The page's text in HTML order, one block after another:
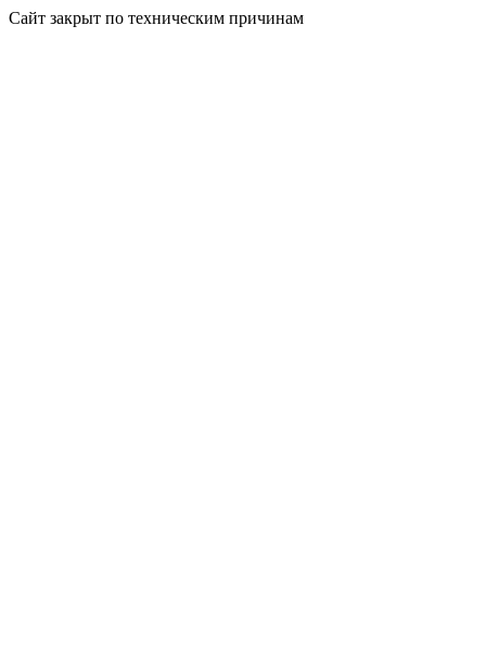
Сайт закрыт по техническим причинам